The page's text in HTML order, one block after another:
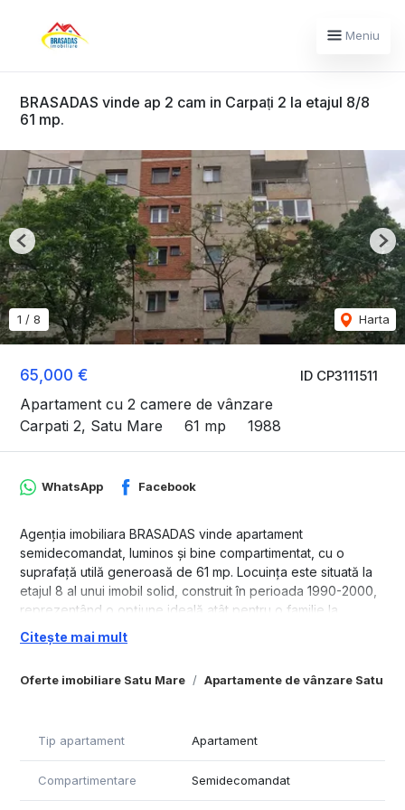
Meniu
BRASADAS vinde ap 2 cam in Carpați 2 la etajul 8/8
61 mp.
ID CP3111511
65,000 €
Apartament cu 2 camere de vânzare
Carpati 2, Satu Mare
61 mp 1988
1 / 8 Harta
Previous
Oferte imobiliare Satu Mare Apartamente de vânzare Satu
WhatsApp Facebook
Agenția imobiliara BRASADAS vinde apartament
semidecomandat, luminos și bine compartimentat, cu o
suprafață utilă generoasă de 61 mp. Locuința este situată la
etajul 8 al unui imobil solid, construit în perioada 1990-2000,
reprezentând o opțiune ideală atât pentru o familie la
început de drum, cât și pentru o investiție sigură.
minore de actualizare, oferind viitorilor proprietari libertatea
Detaliile locuinței:
termică proprie și tâmplărie de calitate, asigurând eficiență
energetică.
Citește mai mult
Tip apartament Apartament
Compartimentare Semidecomandat